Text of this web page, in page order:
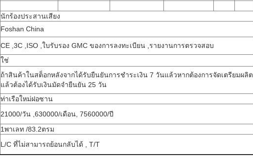
นักร้องประสานเสียง
Foshan China
CE ,3C ,ISO ,ใบรับรอง GMC ของการลงทะเบียน ,รายงานการตรวจสอบ
ใช่
ถ้าสินค้าในสต็อกหลังจากได้รับยืนยันการชำระเงิน 7 วันแล้วหากต้องการจัดเตรียมผลิต
แล้วต้องได้รับเงินมัดจำยืนยัน 25 วัน
ท่าเรือใหม่ฝอซาน
21000/วัน ,630000/เดือน, 7560000/ปี
1พาเลท /83.2ตรม
L/C ที่ไม่สามารถย้อนกลับได้ , T/T